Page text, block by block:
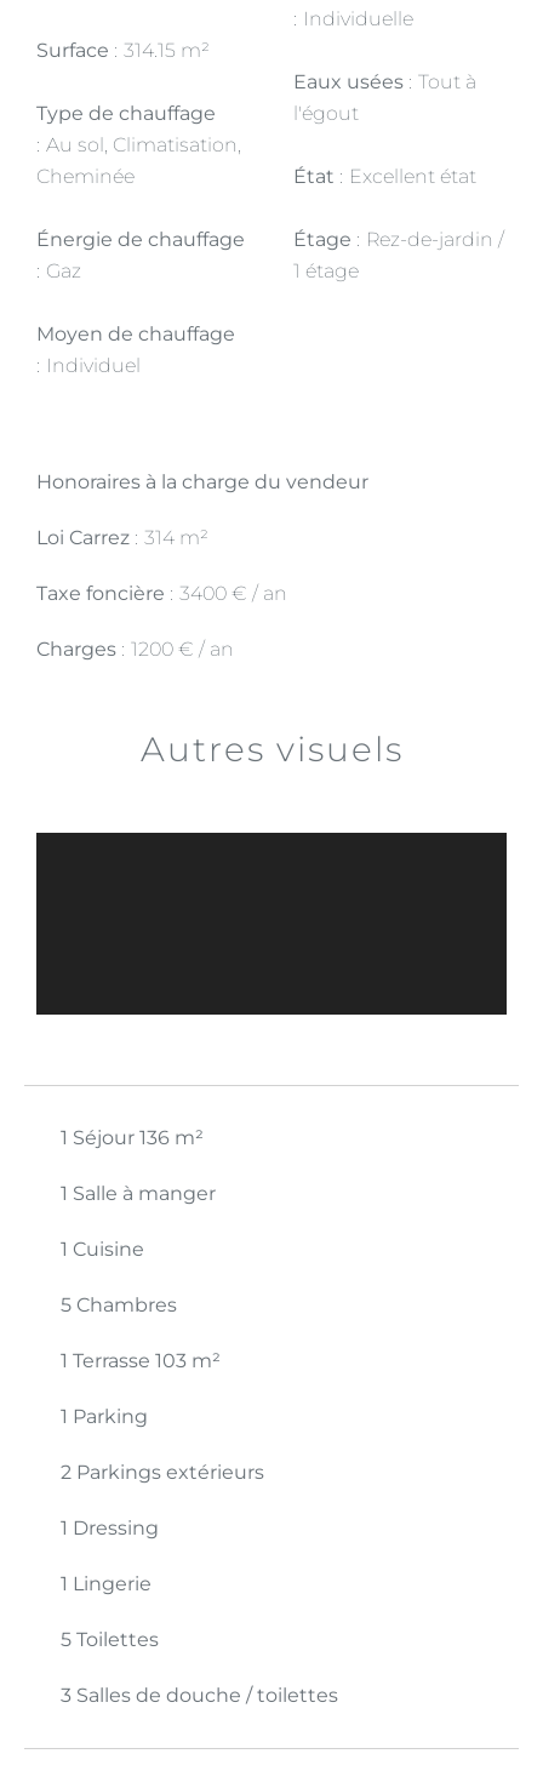
Surface 314.15 m²
Type de chauffage
Au sol, Climatisation,
Cheminée
Énergie de chauffage
Gaz
Moyen de chauffage
Individuel
Individuelle
Eaux usées
Tout à
l'égout
État Excellent état
Étage
Rez-de-jardin /
1 étage
Honoraires à la charge du vendeur
Loi Carrez 314 m²
Taxe foncière 3400 € / an
Charges 1200 € / an
Autres visuels
1 Séjour 136 m²
1 Salle à manger
1 Cuisine
5 Chambres
1 Terrasse 103 m²
1 Parking
2 Parkings extérieurs
1 Dressing
1 Lingerie
5 Toilettes
3 Salles de douche / toilettes